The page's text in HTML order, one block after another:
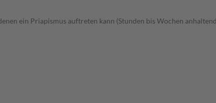
ein Priapismus auftreten kann (Stunden bis Wochen